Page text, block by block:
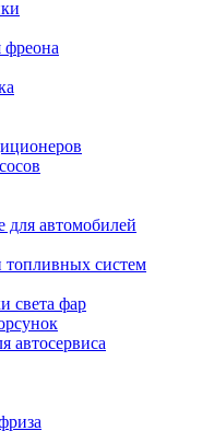
фреона
для автомобилей
топливных систем
света фар
автосервиса